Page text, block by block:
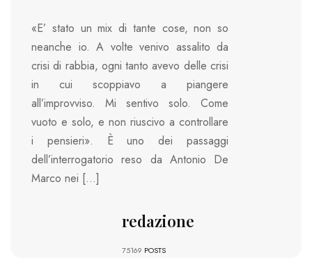
«E’ stato un mix di tante cose, non so
neanche io. A volte venivo assalito da
crisi di rabbia, ogni tanto avevo delle crisi
in cui scoppiavo a piangere
all’improvviso. Mi sentivo solo. Come
vuoto e solo, e non riuscivo a controllare
i pensieri». È uno dei passaggi
dell’interrogatorio reso da Antonio De
Marco nei […]
redazione
75169 POSTS